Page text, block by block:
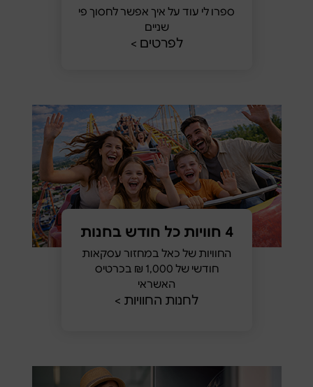
ספרו לי עוד על איך אפשר לחסוך פי
שניים
לפרטים >
4 חוויות כל חודש בחנות
החוויות של כאל במחזור עסקאות
חודשי של 1,000 ₪ בכרטיס
האשראי
לחנות החוויות >